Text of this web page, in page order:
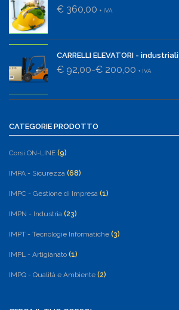
€ 360,00 + IVA
CARRELLI ELEVATORI - industriali
€ 92,00–€ 200,00 + IVA
CATEGORIE PRODOTTO
Corsi ON-LINE (9)
IMPA - Sicurezza (68)
IMPC - Gestione di Impresa (1)
IMPN - Industria (23)
IMPT - Tecnologie Informatiche (3)
IMPL - Artigianato (1)
IMPQ - Qualità e Ambiente (2)